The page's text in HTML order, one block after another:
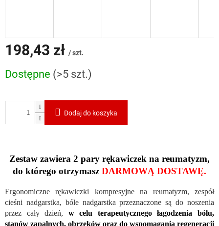
198,43 zł / szt.
jednostkowa:
Dostępne (>5 szt.)
Dodaj do koszyka
Zestaw zawiera 2 pary rękawiczek na reumatyzm,
do którego otrzymasz DARMOWĄ DOSTAWĘ.
Ergonomiczne rękawiczki kompresyjne na reumatyzm, zespół
cieśni nadgarstka, bóle nadgarstka przeznaczone są do noszenia
przez cały dzień, w celu terapeutycznego łagodzenia bólu,
stanów zapalnych, obrzęków oraz do wspomagania regeneracji